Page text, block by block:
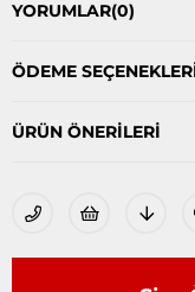
YORUMLAR(0)
ÖDEME
ÜRÜN ÖNERILERI